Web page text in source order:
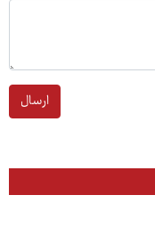
ارسال